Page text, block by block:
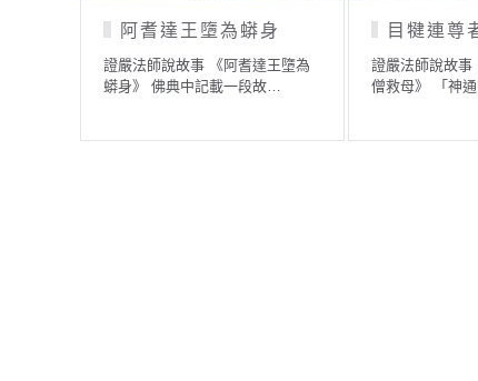
事 《金羅漢》 從前
虔誠的力量
證嚴法師說故事 《虔誠的力量》
我們每天以最虔誠的心入…
證
報